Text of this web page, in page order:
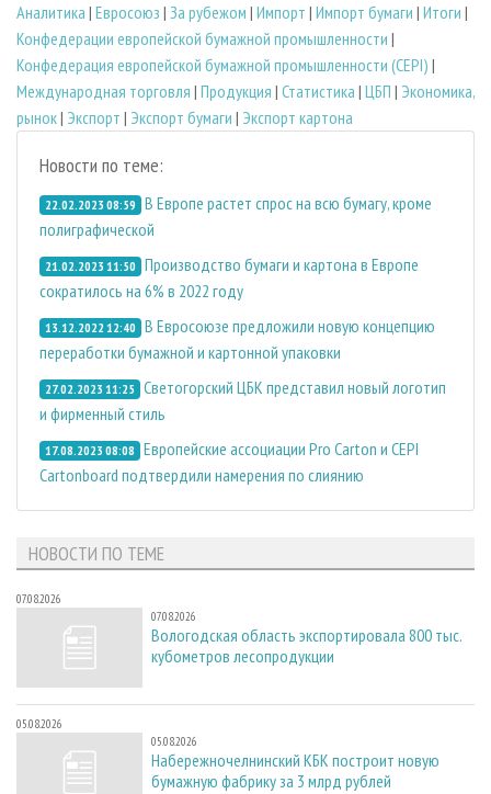
Аналитика | Евросоюз | За рубежом | Импорт | Импорт бумаги | Итоги |
Конфедерации европейской бумажной промышленности |
Конфедерация европейской бумажной промышленности (CEPI) |
Международная торговля | Продукция | Статистика | ЦБП | Экономика,
рынок| Экспорт | Экспорт бумаги | Экспорт картона
Новости по теме:
22.02.2023 08:59 В Европе растет спрос на всю бумагу, кроме
полиграфической
21.02.2023 11:50 Производство бумаги и картона в Европе
сократилось на 6% в 2022 году
13.12.2022 12:40 В Евросоюзе предложили новую концепцию
переработки бумажной и картонной упаковки
27.02.2023 11:25 Светогорский ЦБК представил новый логотип
и фирменный стиль
17.08.2023 08:08 Европейские ассоциации Pro Carton и CEPI
Cartonboard подтвердили намерения по слиянию
НОВОСТИ ПО ТЕМЕ
07.08.2026
07.08.2026
Вологодская область экспортировала 800 тыс.
кубометров лесопродукции
05.08.2026
05.08.2026
Набережночелнинский КБК построит новую
бумажную фабрику за 3 млрд рублей